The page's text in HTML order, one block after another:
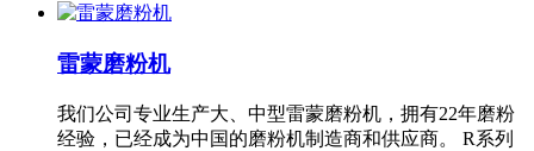
雷蒙磨粉机
我们公司专业生产大、中型雷蒙磨粉机，拥有22年磨粉
经验，已经成为中国的磨粉机制造商和供应商。 R系列